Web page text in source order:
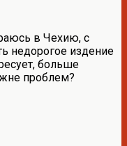
в Чехию, с
недорогое издение
больше
проблем?